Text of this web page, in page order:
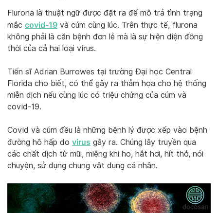
Flurona là thuật ngữ được đặt ra để mô trả tình trạng
mắc covid-19 và cúm cùng lúc. Trên thực tế, flurona
không phải là căn bệnh đơn lẻ mà là sự hiện diện đồng
thời của cả hai loại virus.
Tiến sĩ Adrian Burrowes tại trường Đại học Central
Florida cho biết, có thể gây ra thảm họa cho hệ thống
miễn dịch nếu cùng lúc có triệu chứng của cúm và
covid-19.
Covid và cúm đều là những bệnh lý được xếp vào bệnh
đường hô hấp do virus gây ra. Chúng lây truyền qua
các chất dịch từ mũi, miệng khi ho, hắt hơi, hít thở, nói
chuyện, sử dụng chung vật dụng cá nhân.